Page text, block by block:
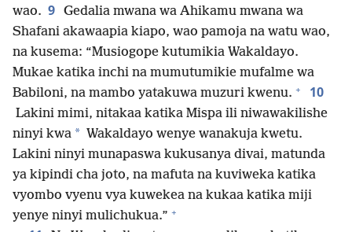
wao. 9 Gedalia mwana wa Ahikamu mwana wa
Shafani akawaapia kiapo, wao pamoja na watu wao,
na kusema: “Musiogope kutumikia Wakaldayo.
Mukae katika inchi na mumutumikie mufalme wa
Babiloni, na mambo yatakuwa muzuri kwenu. + 10
Lakini mimi, nitakaa katika Mispa ili niwawakilishe
ninyi kwa * Wakaldayo wenye wanakuja kwetu.
Lakini ninyi munapaswa kukusanya divai, matunda
ya kipindi cha joto, na mafuta na kuviweka katika
vyombo vyenu vya kuwekea na kukaa katika miji
yenye ninyi mulichukua.” +